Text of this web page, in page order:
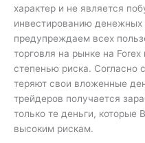
характер и не является
инвестированию
предупреждаем всех
торговля на рынке на
степенью риска. Согласно
теряют свои вложенные
трейдеров получается
только те деньги, которые
высоким рискам.